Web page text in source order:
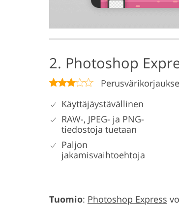
2. Photoshop
Käyttäjäystävällinen
RAW-, JPEG- ja PNG-
tiedostoja tuetaan
Paljon
jakamisvaihtoehtoja
Tuomio: Photoshop Express